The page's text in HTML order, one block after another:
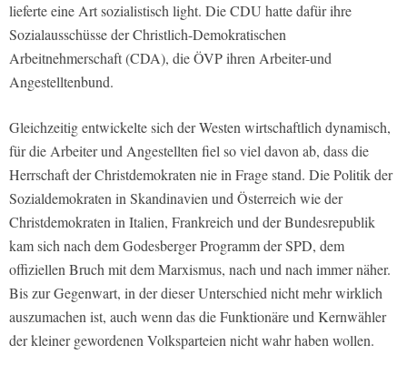
lieferte eine Art sozialistisch light. Die CDU hatte dafür ihre
Sozialausschüsse der Christlich-Demokratischen
Arbeitnehmerschaft (CDA), die ÖVP ihren Arbeiter-und
Angestelltenbund.
Gleichzeitig entwickelte sich der Westen wirtschaftlich dynamisch,
für die Arbeiter und Angestellten fiel so viel davon ab, dass die
Herrschaft der Christdemokraten nie in Frage stand. Die Politik der
Sozialdemokraten in Skandinavien und Österreich wie der
Christdemokraten in Italien, Frankreich und der Bundesrepublik
kam sich nach dem Godesberger Programm der SPD, dem
offiziellen Bruch mit dem Marxismus, nach und nach immer näher.
Bis zur Gegenwart, in der dieser Unterschied nicht mehr wirklich
auszumachen ist, auch wenn das die Funktionäre und Kernwähler
der kleiner gewordenen Volksparteien nicht wahr haben wollen.